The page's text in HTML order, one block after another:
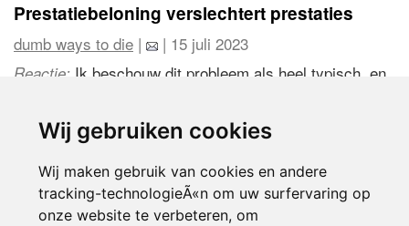
Wij gebruiken cookies
Wij maken gebruik van cookies en andere
tracking-technologieÃ«n om uw surfervaring op
onze website te verbeteren, om
Prestatiebeloning verslechtert prestaties
dumb ways to die | | 15 juli 2023
Reactie: Ik beschouw dit probleem als heel typisch, en
1 2 3 4 5 2480 volgende >